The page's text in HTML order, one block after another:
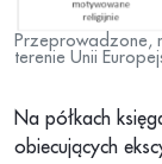
Przeprowadzone,
terenie Unii
Na półkach
obiecujących